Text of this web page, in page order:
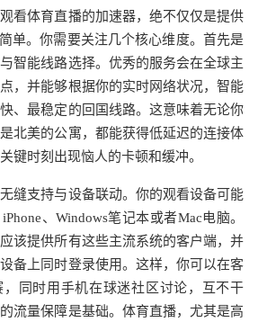
看体育直播的加速器，绝不仅仅是提供
单。你需要关注几个核心维度。首先是
智能线路选择。优秀的服务会在全球主
，并能够根据你的实时网络状况，智能
、最稳定的回国线路。这意味着无论你
北美的公寓，都能获得低延迟的连接体
键时刻出现恼人的卡顿和缓冲。
缝支持与设备联动。你的观看设备可能
、Windows笔记本或者Mac电脑。
该提供所有这些主流系统的客户端，并
备上同时登录使用。这样，你可以在客
，同时用手机在球迷社区讨论，互不干
流量保障是基础。体育直播，尤其是高